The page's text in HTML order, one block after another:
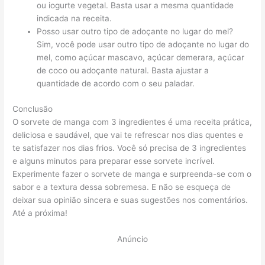
ou iogurte vegetal. Basta usar a mesma quantidade
indicada na receita.
Posso usar outro tipo de adoçante no lugar do mel?
Sim, você pode usar outro tipo de adoçante no lugar do
mel, como açúcar mascavo, açúcar demerara, açúcar
de coco ou adoçante natural. Basta ajustar a
quantidade de acordo com o seu paladar.
Conclusão
O sorvete de manga com 3 ingredientes é uma receita prática,
deliciosa e saudável, que vai te refrescar nos dias quentes e
te satisfazer nos dias frios. Você só precisa de 3 ingredientes
e alguns minutos para preparar esse sorvete incrível.
Experimente fazer o sorvete de manga e surpreenda-se com o
sabor e a textura dessa sobremesa. E não se esqueça de
deixar sua opinião sincera e suas sugestões nos comentários.
Até a próxima!
Anúncio